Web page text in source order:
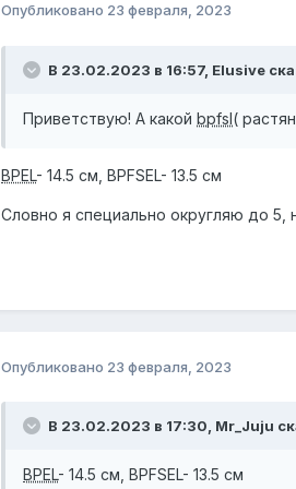
Опубликовано 23 февраля, 2023
В 23.02.2023 в 16:57, Elusive
Приветствую! А какой bpfsl(
BPEL- 14.5 см, BPFSEL- 13.5 см
Словно я специально округляю до 5,
Опубликовано 23 февраля, 2023
В 23.02.2023 в 17:30, Mr_Juju
BPEL- 14.5 см, BPFSEL- 13.5 см